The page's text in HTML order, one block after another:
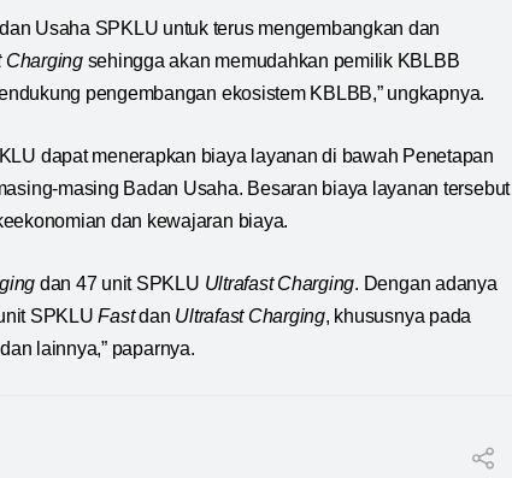
Usaha SPKLU untuk terus mengembangkan dan
Chargingsehingga akan memudahkan pemilik KBLBB
pengembangan ekosistem KBLBB,” ungkapnya.
dapat menerapkan biaya layanan di bawah Penetapan
masing Badan Usaha. Besaran biaya layanan tersebut
dan kewajaran biaya.
dan 47 unit SPKLU Ultrafast Charging. Dengan adanya
SPKLUFastdan Ultrafast Charging, khususnya pada
lainnya,” paparnya.